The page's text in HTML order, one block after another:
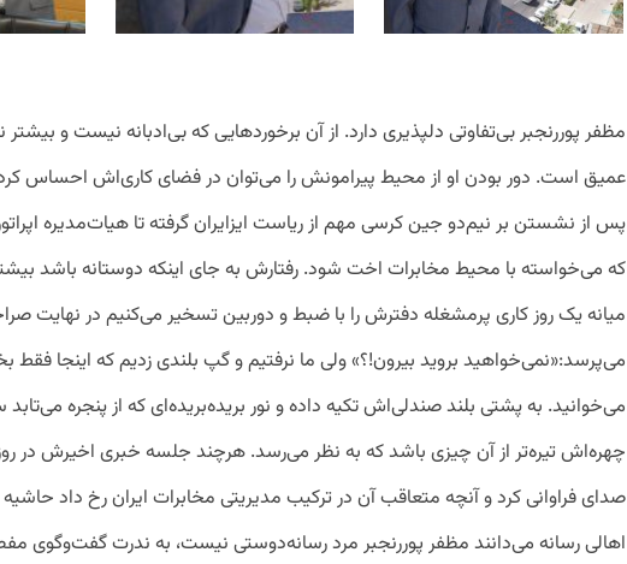
مظفر پوررنجبر بی‌تفاوتی دلپذیری دارد. از آن برخوردهایی که بی‌ادبانه نیست و
عمیق است. دور بودن او از محیط پیرامونش را می‌توان در فضای کاری‌اش احساس
پس از نشستن بر نیم‌دو جین کرسی مهم از ریاست ایزایران گرفته تا هیات‌مدیره
که می‌خواسته با محیط مخابرات اخت شود. رفتارش به جای اینکه دوستانه باشد
میانه یک روز کاری پرمشغله دفترش را با ضبط و دوربین تسخیر می‌کنیم در نهایت
می‌پرسد:«نمی‌خواهید بروید بیرون!؟» ولی ما نرفتیم و گپ بلندی زدیم که اینجا فقط
می‌خوانید. به پشتی بلند صندلی‌اش تکیه داده و نور بریده‌بریده‌ای که از پنجره
چهره‌اش تیره‌تر از آن چیزی باشد که به نظر می‌رسد. هرچند جلسه خبری اخیرش در
صدای فراوانی کرد و آنچه متعاقب آن در ترکیب مدیریتی مخابرات ایران رخ داد
اهالی رسانه می‌دانند مظفر پوررنجبر مرد رسانه‌دوستی نیست، به ندرت گفت‌وگوی